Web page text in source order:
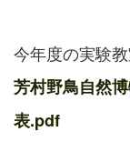
今年度の実験
芳村野鳥自然
表.pdf